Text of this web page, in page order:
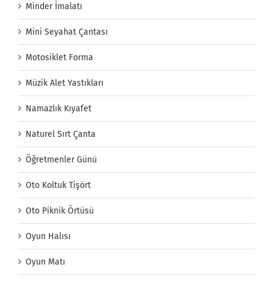
Minder İmalatı
Mini Seyahat Çantası
Motosiklet Forma
Müzik Alet Yastıkları
Namazlık Kıyafet
Naturel Sırt Çanta
Öğretmenler Günü
Oto Koltuk Tişört
Oto Piknik Örtüsü
Oyun Halısı
Oyun Matı